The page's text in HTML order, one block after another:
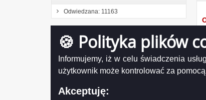
🍪 Polityka plików
Informujemy, iż w celu świadczenia
użytkownik może kontrolować za
Akceptuję:
Odwiedzana: 11163
Administracja
Zaloguj się